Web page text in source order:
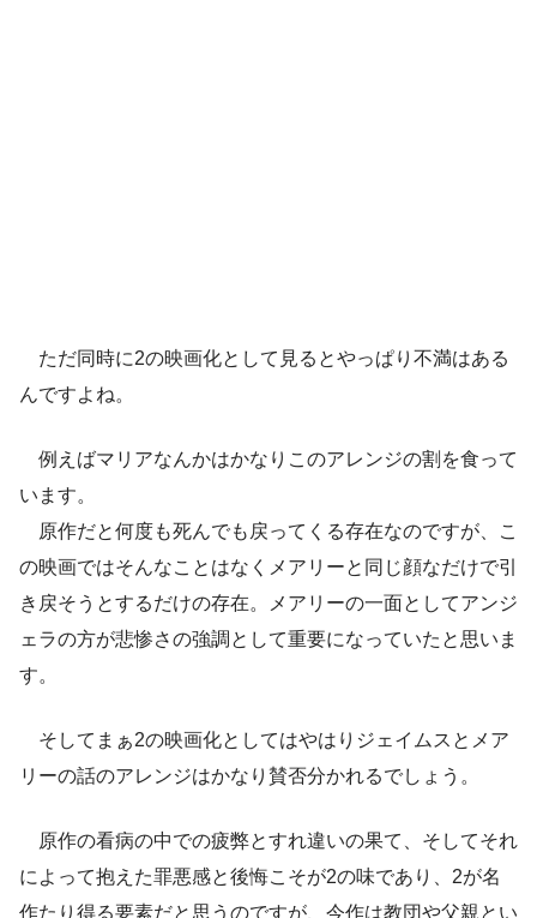
ただ同時に2の映画化として見るとやっぱり不満はある
んですよね。
例えばマリアなんかはかなりこのアレンジの割を食って
います。
原作だと何度も死んでも戻ってくる存在なのですが、こ
の映画ではそんなことはなくメアリーと同じ顔なだけで引
き戻そうとするだけの存在。メアリーの一面としてアンジ
ェラの方が悲惨さの強調として重要になっていたと思いま
す。
そしてまぁ2の映画化としてはやはりジェイムスとメア
リーの話のアレンジはかなり賛否分かれるでしょう。
原作の看病の中での疲弊とすれ違いの果て、そしてそれ
によって抱えた罪悪感と後悔こそが2の味であり、2が名
作たり得る要素だと思うのですが、今作は教団や父親とい